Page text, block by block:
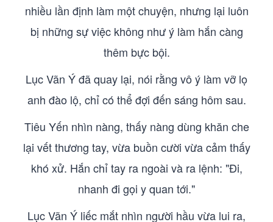
nhiều lần định làm một chuyện, nhưng lại luôn
bị những sự việc không như ý làm hắn càng
thêm bực bội.
Lục Vãn Ý đã quay lại, nói rằng vô ý làm vỡ lọ
anh đào lộ, chỉ có thể đợi đến sáng hôm sau.
Tiêu Yến nhìn nàng, thấy nàng dùng khăn che
lại vết thương tay, vừa buồn cười vừa cảm thấy
khó xử. Hắn chỉ tay ra ngoài và ra lệnh: "Đi,
nhanh đi gọi y quan tới."
Lục Vãn Ý liếc mắt nhìn người hầu vừa lui ra,